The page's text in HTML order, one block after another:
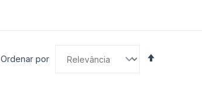
Ordenar por